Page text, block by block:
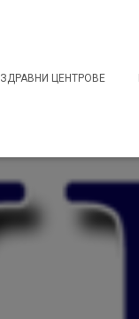
ЗДРАВНИ ЦЕНТРОВЕ